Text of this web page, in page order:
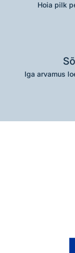
Hoia pilk
Iga arvamus